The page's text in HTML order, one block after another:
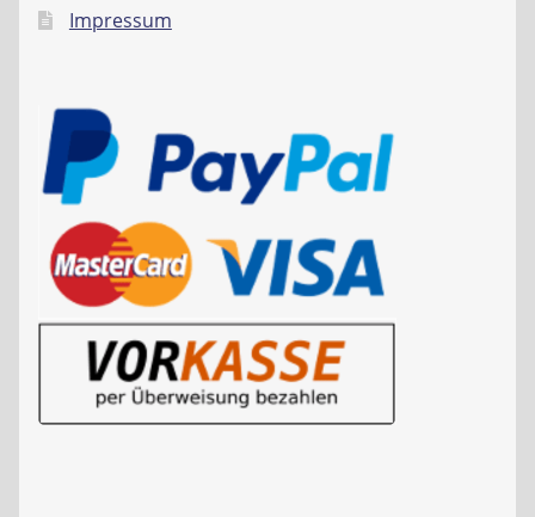
Impressum